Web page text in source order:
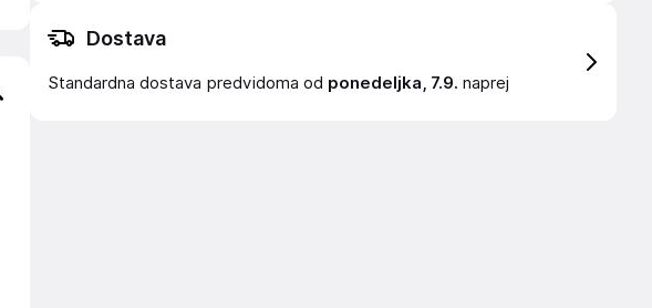
Dostava
Standardna dostava predvidoma od ponedeljka, 7.9. naprej